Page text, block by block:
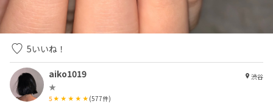
5いいね！
aiko1019
★
5 (577件)
渋谷